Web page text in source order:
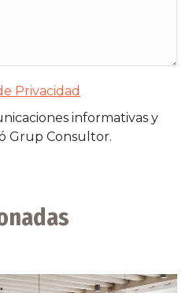
Privacidad
informativas y
Grup Consultor.